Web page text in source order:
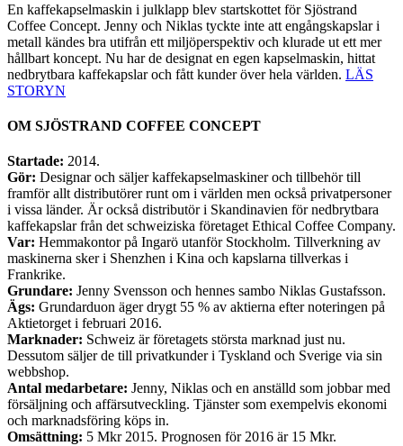
En kaffekapselmaskin i julklapp blev startskottet för Sjöstrand
Coffee Concept. Jenny och Niklas tyckte inte att engångskapslar i
metall kändes bra utifrån ett miljöperspektiv och klurade ut ett mer
hållbart koncept. Nu har de designat en egen kapselmaskin, hittat
nedbrytbara kaffekapslar och fått kunder över hela världen. LÄS
STORYN
OM SJÖSTRAND COFFEE CONCEPT
Startade: 2014.
Gör: Designar och säljer kaffekapselmaskiner och tillbehör till
framför allt distributörer runt om i världen men också privatpersoner
i vissa länder. Är också distributör i Skandinavien för nedbrytbara
kaffekapslar från det schweiziska företaget Ethical Coffee Company.
Var: Hemmakontor på Ingarö utanför Stockholm. Tillverkning av
maskinerna sker i Shenzhen i Kina och kapslarna tillverkas i
Frankrike.
Grundare: Jenny Svensson och hennes sambo Niklas Gustafsson.
Ägs: Grundarduon äger drygt 55 % av aktierna efter noteringen på
Aktietorget i februari 2016.
Marknader: Schweiz är företagets största marknad just nu.
Dessutom säljer de till privatkunder i Tyskland och Sverige via sin
webbshop.
Antal medarbetare: Jenny, Niklas och en anställd som jobbar med
försäljning och affärsutveckling. Tjänster som exempelvis ekonomi
och marknadsföring köps in.
Omsättning: 5 Mkr 2015. Prognosen för 2016 är 15 Mkr.